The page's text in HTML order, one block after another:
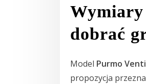
Wymiary
dobrać
Model Purmo
propozycja